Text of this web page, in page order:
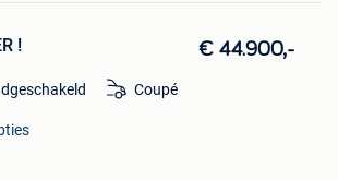
! € 44.900,-
Coupé